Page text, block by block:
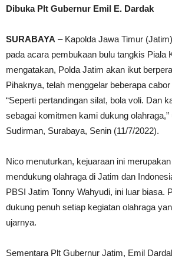
Dibuka Plt Gubernur Emil E. Dardak
SURABAYA – Kapolda Jawa Timur
pada acara pembukaan bulu tangkis Piala
mengatakan, Polda Jatim akan ikut
Pihaknya, telah menggelar beberapa
“Seperti pertandingan silat, bola voli. Dan
sebagai komitmen kami dukung
Sudirman, Surabaya, Senin (11/7/2022).
Nico menuturkan, kejuaraan ini
mendukung olahraga di Jatim dan
PBSI Jatim Tonny Wahyudi, ini luar biasa.
dukung penuh setiap kegiatan olahraga
ujarnya.
Sementara Plt Gubernur Jatim, Emil